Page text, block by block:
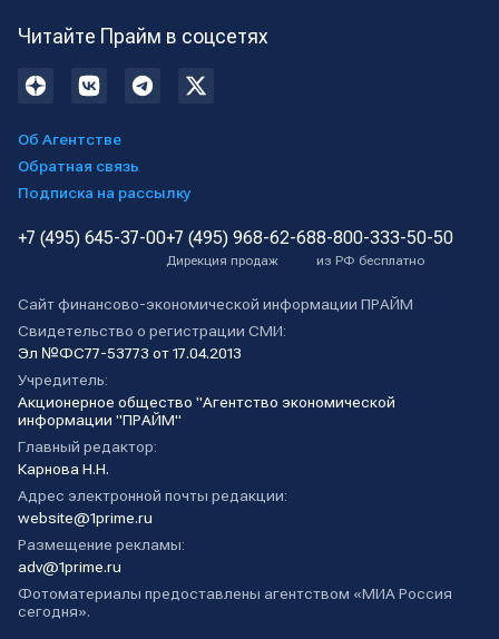
Читайте Прайм в соцсетях
Об Агентстве
Обратная связь
Подписка на рассылку
+7 (495) 645-37-00+7 (495) 968-62-68
Дирекция продаж
8-800-333-50-50
из РФ бесплатно
Сайт финансово-экономической информации ПРАЙМ
Свидетельство о регистрации СМИ:
Эл №ФС77-53773 от 17.04.2013
Учредитель:
Акционерное общество "Агентство экономической
информации "ПРАЙМ"
Главный редактор:
Карнова Н.Н.
Адрес электронной почты редакции:
website@1prime.ru
Размещение рекламы:
adv@1prime.ru
Фотоматериалы предоставлены агентством «МИА Россия
сегодня».